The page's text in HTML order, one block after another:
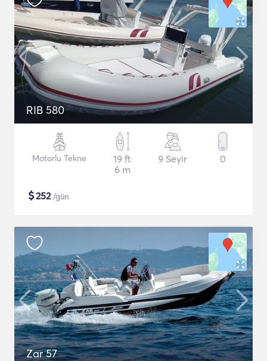
RIB 580
Motorlu Tekne
19 ft
6 m
9 Seyir 0
$252/gün
Zar 57